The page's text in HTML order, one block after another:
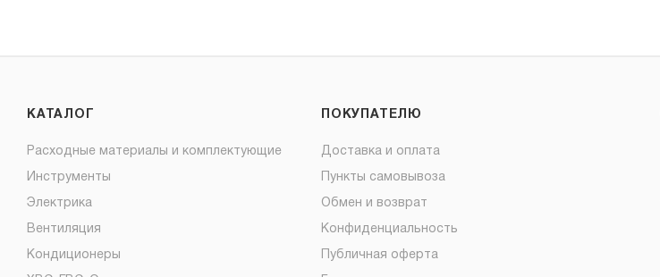
КАТАЛОГ
Расходные материалы и комплектующие
Инструменты
Электрика
Вентиляция
Кондиционеры
ПОКУПАТЕЛЮ
Доставка и оплата
Пункты самовывоза
Обмен и возврат
Конфиденциальность
Публичная оферта